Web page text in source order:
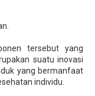
tersebut yang
suatu inovasi
yang bermanfaat
individu.